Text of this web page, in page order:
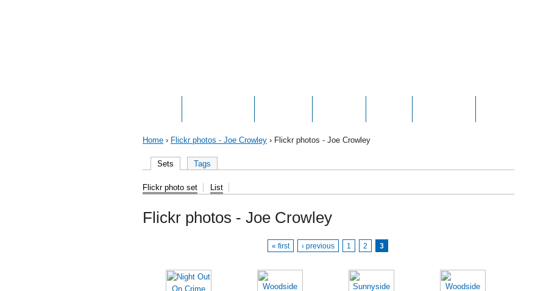
Home › Flickr photos - Joe Crowley › Flickr photos - Joe Crowley
Sets Tags
Flickr photo set List
Flickr photos - Joe Crowley
« first ‹ previous 1 2 3